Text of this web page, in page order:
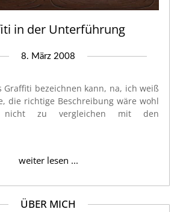
in der Unterführung
8. März 2008
Graffiti bezeichnen kann, na, ich weiß
die richtige Beschreibung wäre wohl
nicht zu vergleichen mit den
weiter lesen ...
ÜBER MICH